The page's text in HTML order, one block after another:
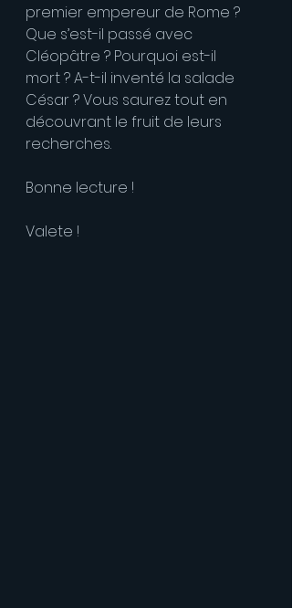
premier empereur de Rome ?
Que s’est-il passé avec
Cléopâtre ? Pourquoi est-il
mort ? A-t-il inventé la salade
César ? Vous saurez tout en
découvrant le fruit de leurs
recherches.
Bonne lecture !
Valete !